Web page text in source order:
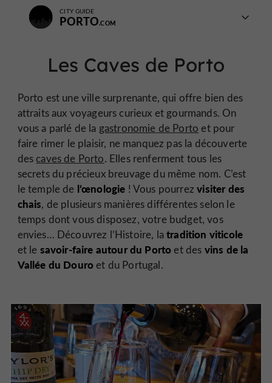
CITY GUIDE
PORTO
Les Caves de Porto
Porto est une ville surprenante, qui offre bien des
attraits aux voyageurs curieux et gourmands. On
vous a parlé de la gastronomie de Porto et pour
faire rimer le plaisir, ne manquez pas la découverte
des caves de Porto. Elles renferment tous les
secrets du précieux breuvage du même nom. C’est
le temple de l’œnologie ! Vous pourrezvisiter des
chais, de plusieurs manières différentes selon le
temps dont vous disposez, votre budget, vos
envies… Découvrez l’Histoire, latradition viticole
et le savoir-faire autour du Portoet des vins de la
Vallée du Douroet du Portugal.